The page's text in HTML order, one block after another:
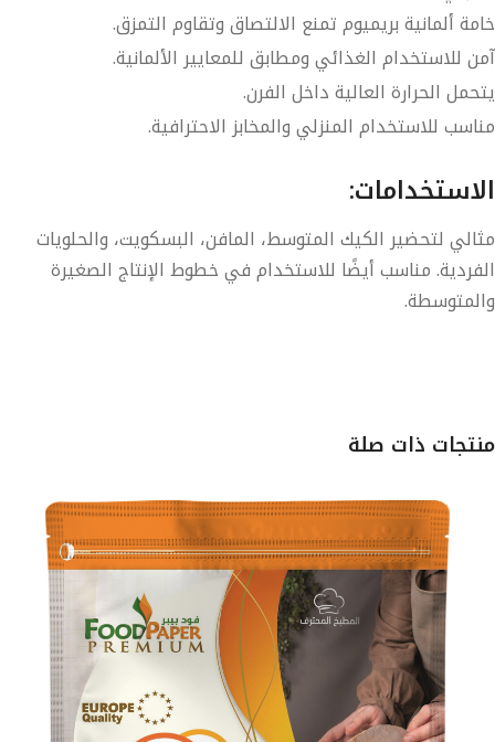
خامةألمانية بريميومتمنع الالتصاق وتقاوم التمزق.
آمن للاستخدام الغذائي ومطابق للمعايير الألمانية.
يتحمل الحرارة العالية داخل الفرن.
مناسب للاستخدام المنزلي والمخابز الاحترافية.
الاستخدامات:
مثالي لتحضير الكيك المتوسط، المافن، البسكويت، والحلويات
الفردية. مناسب أيضًا للاستخدام في خطوط الإنتاج الصغيرة
والمتوسطة.
منتجات ذات صلة